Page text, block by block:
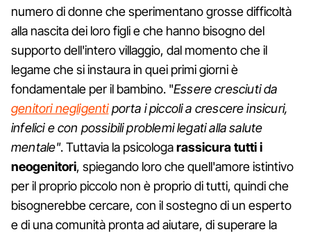
numero di donne che sperimentano grosse difficoltà
alla nascita dei loro figli e che hanno bisogno del
supporto dell'intero villaggio, dal momento che il
legame che si instaura in quei primi giorni è
fondamentale per il bambino. "Essere cresciuti da
genitori negligentiporta i piccoli a crescere insicuri,
infelici e con possibili problemi legati alla salute
mentale". Tuttavia la psicologarassicura tutti i
neogenitori, spiegando loro che quell'amore istintivo
per il proprio piccolo non è proprio di tutti, quindi che
bisognerebbe cercare, con il sostegno di un esperto
e di una comunità pronta ad aiutare, di superare la